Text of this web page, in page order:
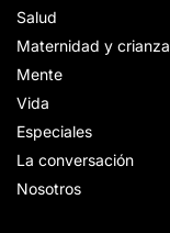
Salud
Maternidad y crianza
Mente
Vida
Especiales
La conversación
Nosotros